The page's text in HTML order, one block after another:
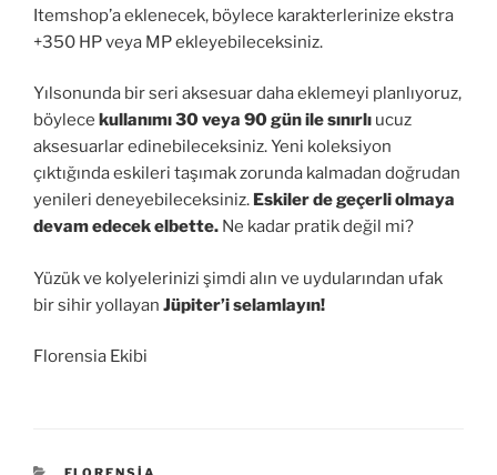
Itemshop’a eklenecek, böylece karakterlerinize ekstra
+350 HP veya MP ekleyebileceksiniz.
Yılsonunda bir seri aksesuar daha eklemeyi planlıyoruz,
böylece kullanımı 30 veya 90 gün ile sınırlı ucuz
aksesuarlar edinebileceksiniz. Yeni koleksiyon
çıktığında eskileri taşımak zorunda kalmadan doğrudan
yenileri deneyebileceksiniz. Eskiler de geçerli olmaya
devam edecek elbette. Ne kadar pratik değil mi?
Yüzük ve kolyelerinizi şimdi alın ve uydularından ufak
bir sihir yollayan Jüpiter’i selamlayın!
Florensia Ekibi
KATEGORILER